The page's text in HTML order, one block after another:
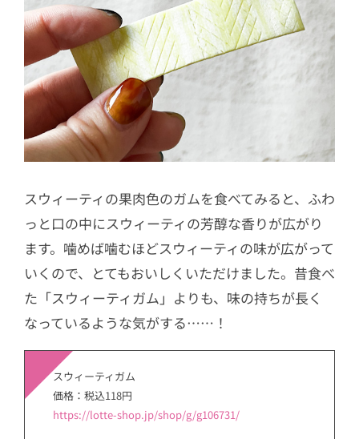
スウィーティの果肉色のガムを食べてみると、ふわ
っと口の中にスウィーティの芳醇な香りが広がり
ます。噛めば噛むほどスウィーティの味が広がって
いくので、とてもおいしくいただけました。昔食べ
た「スウィーティガム」よりも、味の持ちが長く
なっているような気がする……！
スウィーティガム
価格：税込118円
https://lotte-shop.jp/shop/g/g106731/